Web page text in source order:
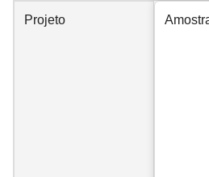
Projeto